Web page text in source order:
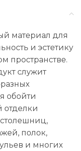
материал для
и эстетику
пространстве.
служит
обойти
отделки
полок,
и многих